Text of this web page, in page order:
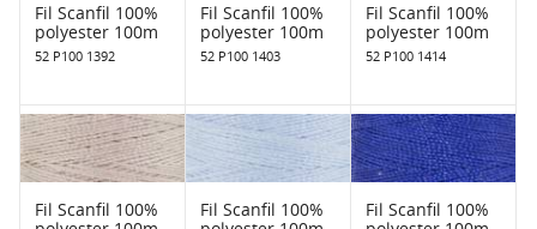
Fil Scanfil 100%
polyester 100m
52 P100 1392
Fil Scanfil 100%
polyester 100m
52 P100 1403
Fil Scanfil 100%
polyester 100m
52 P100 1414
Fil Scanfil 100%
Fil Scanfil 100%
Fil Scanfil 100%